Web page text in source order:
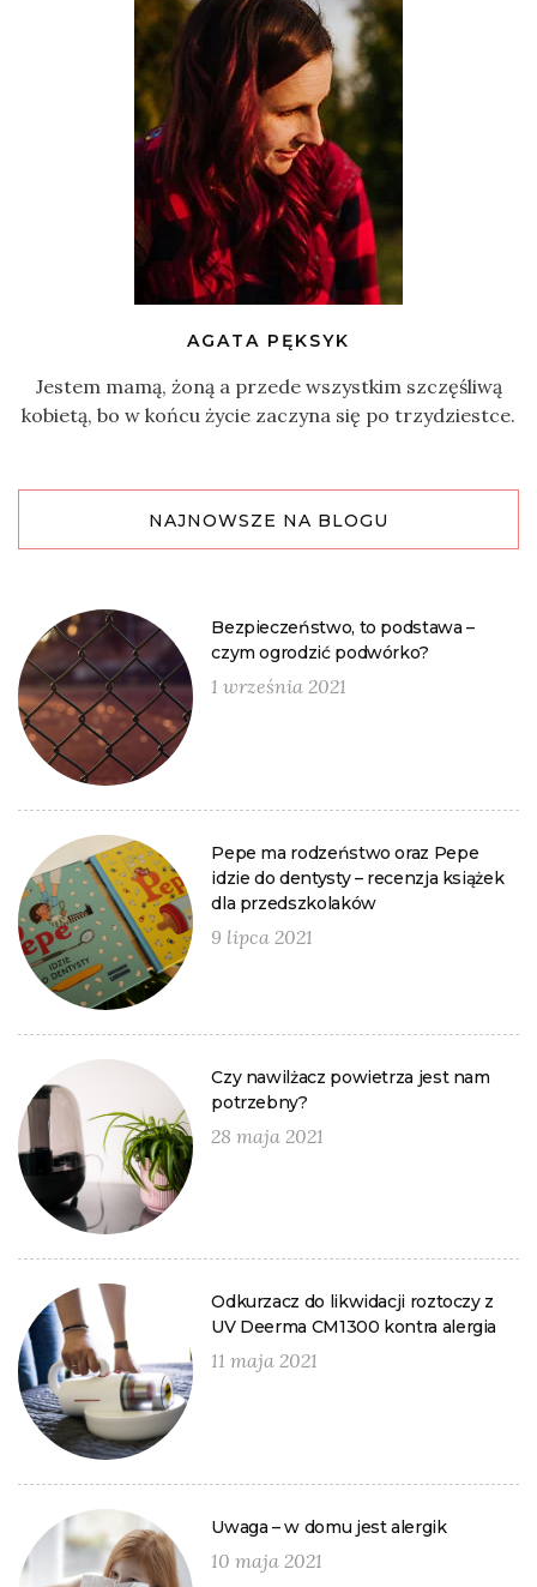
AGATA PĘKSYK
Jestem mamą, żoną a przede wszystkim szczęśliwą
kobietą, bo w końcu życie zaczyna się po trzydziestce.
NAJNOWSZE NA BLOGU
Bezpieczeństwo, to podstawa –
czym ogrodzić podwórko?
1 września 2021
Pepe ma rodzeństwo oraz Pepe
idzie do dentysty – recenzja książek
dla przedszkolaków
9 lipca 2021
Czy nawilżacz powietrza jest nam
potrzebny?
28 maja 2021
Odkurzacz do likwidacji roztoczy z
UV Deerma CM1300 kontra alergia
11 maja 2021
Uwaga – w domu jest alergik
10 maja 2021